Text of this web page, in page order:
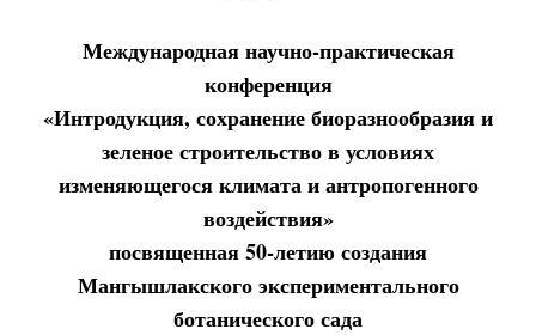
Международная научно-практическая
конференция
«Интродукция, сохранение биоразнообразия и
зеленое строительство в условиях
изменяющегося климата и антропогенного
воздействия»
посвященная 50-летию создания
Мангышлакского экспериментального
ботанического сада